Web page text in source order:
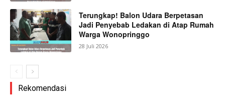
Company
Contact us
Subscription Plans
Terungkap! Balon Udara Berpetasan
Jadi Penyebab Ledakan di Atap Rumah
Warga Wonopringgo
28 Juli 2026
Rekomendasi